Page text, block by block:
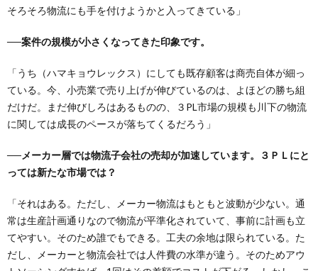
そろそろ物流にも手を付けようかと入ってきている」
──案件の規模が小さくなってきた印象です。
「うち（ハマキョウレックス）にしても既存顧客は商売自体が細っ
ている。今、小売業で売り上げが伸びているのは、よほどの勝ち組
だけだ。まだ伸びしろはあるものの、３PL市場の規模も川下の物流
に関しては成長のペースが落ちてくるだろう」
──メーカー層では物流子会社の売却が加速しています。３ＰＬにと
っては新たな市場では？
「それはある。ただし、メーカー物流はもともと波動が少ない。通
常は生産計画通りなので物流が平準化されていて、事前に計画も立
てやすい。そのため誰でもできる。工夫の余地は限られている。た
だし、メーカーと物流会社では人件費の水準が違う。そのためアウ